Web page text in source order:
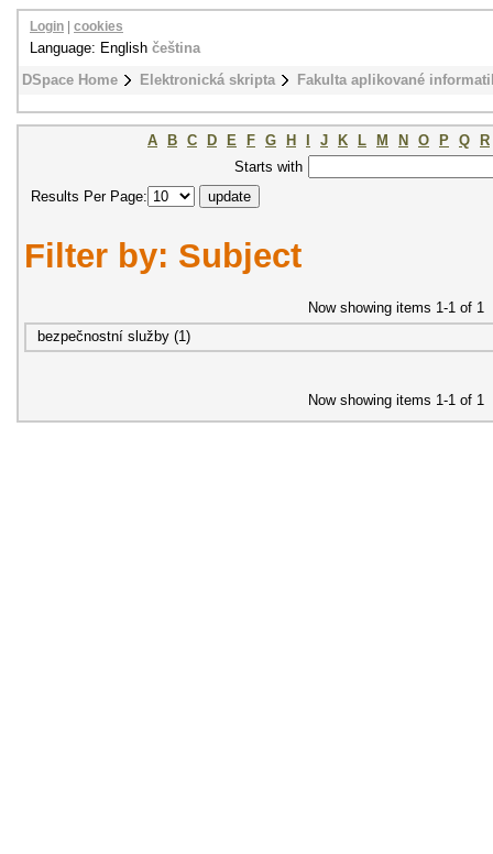
DSpace Home Elektronická skripta Fakulta aplikované
Login cookies
Language: English čeština
A B C D E F G H J K L M N O P Q
R
Starts with
Results Per Page:
Filter by: Subject
Now showing items 1-1 of 1
bezpečnostní služby (1)
Now showing items 1-1 of 1